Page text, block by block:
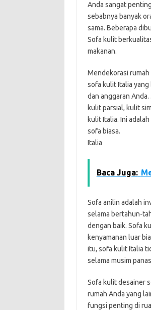
Anda sangat
sebabnya banyak
sama. Beberapa
Sofa kulit
makanan.
Mendekorasi
sofa kulit Italia yang
dan anggaran
kulit parsial, kulit
kulit Italia. Ini
sofa biasa.
Italia
Baca Juga:
Sofa anilin adalah
selama bertahun-
dengan baik. Sofa
kenyamanan luar
itu, sofa kulit Italia
selama musim
Sofa kulit desainer
rumah Anda yang
fungsi penting di